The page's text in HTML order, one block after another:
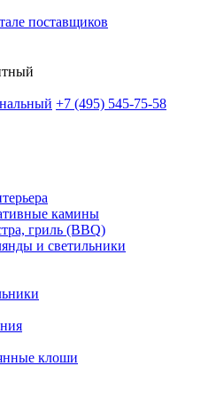
поставщиков
+7 (495) 545-75-58
камины
гриль (BBQ)
и светильники
клоши